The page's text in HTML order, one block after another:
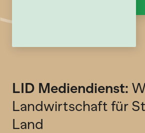
LID Mediendienst:
Landwirtschaft für
Land